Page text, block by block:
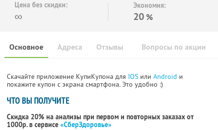
Цена без скидки:
∞
Экономия:
20 %
Основное Отзывы Вопросы по акции
Адреса
Скачайте приложение КупиКупона для IOS или Android и
покажите купон с экрана смартфона. Это удобно :)
ЧТО ВЫ ПОЛУЧИТЕ
Скидка 20% на анализы при первом и повторных заказах от
1000р. в сервисе «СберЗдоровье»